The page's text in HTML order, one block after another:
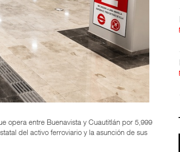
opera entre Buenavista y Cuautitlán por 5,999
del activo ferroviario y la asunción de sus
ANÁLISIS: Volaris abrirá ruta entre Washingt
06 AGO 2026
lleva mantenimiento predictivo al au
05 AGO 2026